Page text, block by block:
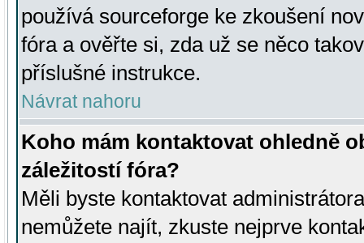
používá sourceforge ke zkoušení
fóra a ověřte si, zda už se něco
příslušné instrukce.
Návrat nahoru
Koho mám kontaktovat ohledně
záležitostí fóra?
Měli byste kontaktovat
nemůžete najít, zkuste nejprve